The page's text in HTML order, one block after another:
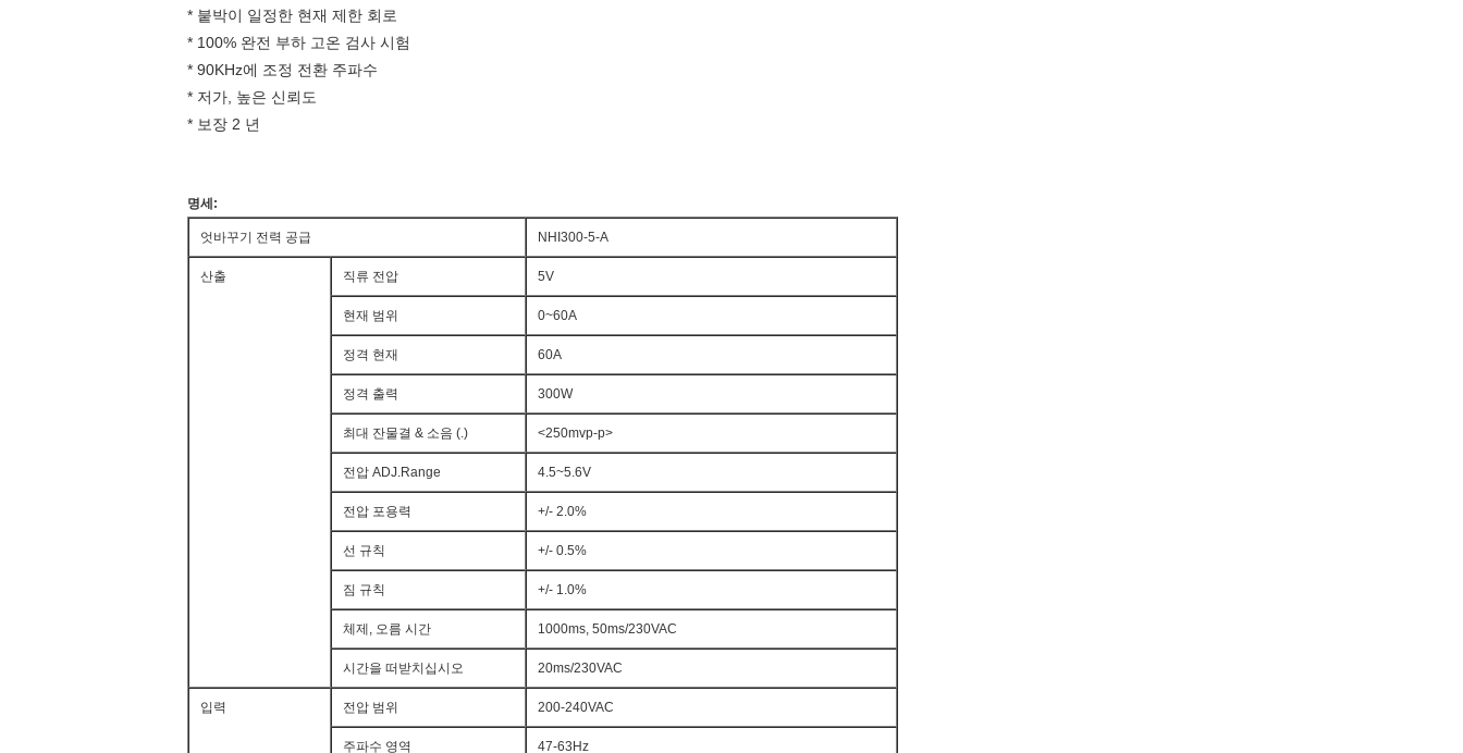
* 붙박이 일정한 현재 제한 회로
* 100% 완전 부하 고온 검사 시험
* 90KHz에 조정 전환 주파수
* 저가, 높은 신뢰도
* 보장 2 년
명세:
엇바꾸기 전력 공급 NHI300-5-A
산출 직류 전압 5V
현재 범위 0~60A
정격 현재 60A
정격 출력 300W
최대 잔물결 & 소음 (.) <250mvp-p>
전압 ADJ.Range 4.5~5.6V
전압 포용력 +/- 2.0%
선 규칙 +/- 0.5%
짐 규칙 +/- 1.0%
체제, 오름 시간 1000ms, 50ms/230VAC
시간을 떠받치십시오 20ms/230VAC
입력 전압 범위 200-240VAC
주파수 영역 47-63Hz